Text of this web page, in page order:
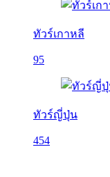
ทัวร์เกาหลี
95
ทัวร์ญี่ปุ่น
454